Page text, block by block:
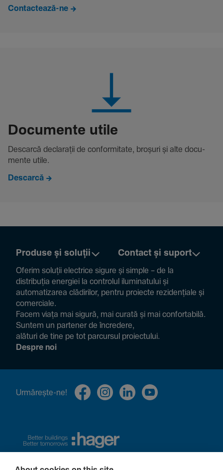
Contactează-ne
Docu­mente utile
Descarcă decla­rații de conformitate, broșuri și alte docu­
mente utile.
Descarcă
Produse și soluții Contact și suport
Oferim soluții electrice sigure și simple – de la
distribuția energiei la controlul ilumi­na­tului și
auto­ma­ti­zarea clădi­rilor, pentru proiecte rezi­den­țiale și
comer­ciale.
Facem viața mai sigură, mai curată și mai confor­ta­bilă.
Suntem un partener de încre­dere,
alături de tine pe tot parcursul proiec­tului.
Despre noi
Urmă­rește-ne!